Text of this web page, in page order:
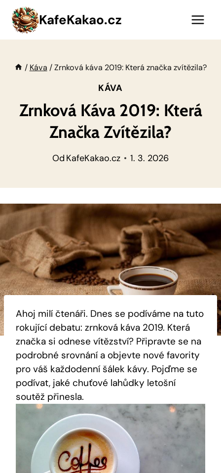
Přeskočit
obsah
KafeKakao.cz
/ Káva / Zrnková káva 2019: Která značka zvítězila?
KÁVA
Zrnková Káva 2019: Která
Značka Zvítězila?
Od KafeKakao.cz 1. 3. 2026
Ahoj milí čtenáři. Dnes se podíváme na tuto
rokující debatu: zrnková káva 2019. Která
značka si odnese vítězství?‍ Připravte se na
podrobné srovnání a objevte nové favority​
pro váš každodenní šálek kávy. Pojďme se
podívat, jaké chuťové lahůdky letošní
soutěž ‍přinesla.